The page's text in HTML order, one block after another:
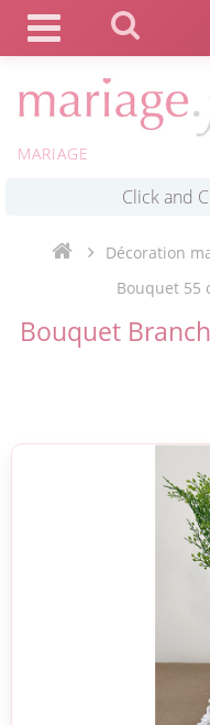
MARIAGE
Livraison
Payez votre
Décoration
Bouquet 55
Bouquet
Panneau de gestion des